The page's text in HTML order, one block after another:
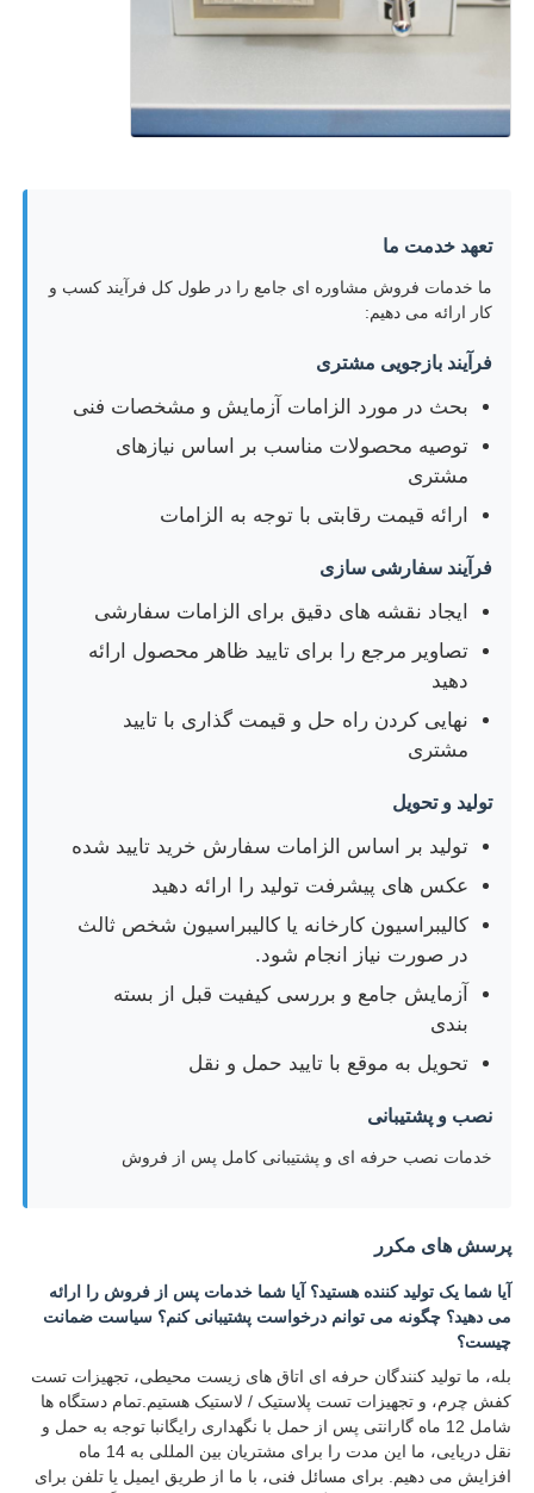
تعهد خدمت ما
ما خدمات فروش مشاوره ای جامع را در طول کل فرآیند کسب و
کار ارائه می دهیم:
فرآیند بازجویی مشتری
بحث در مورد الزامات آزمایش و مشخصات فنی
توصیه محصولات مناسب بر اساس نیازهای
مشتری
ارائه قیمت رقابتی با توجه به الزامات
فرآیند سفارشی سازی
ایجاد نقشه های دقیق برای الزامات سفارشی
تصاویر مرجع را برای تایید ظاهر محصول ارائه
دهید
نهایی کردن راه حل و قیمت گذاری با تایید
مشتری
تولید و تحویل
تولید بر اساس الزامات سفارش خرید تایید شده
عکس های پیشرفت تولید را ارائه دهید
کالیبراسیون کارخانه یا کالیبراسیون شخص ثالث
در صورت نیاز انجام شود.
آزمایش جامع و بررسی کیفیت قبل از بسته
بندی
تحویل به موقع با تایید حمل و نقل
نصب و پشتیبانی
خدمات نصب حرفه ای و پشتیبانی کامل پس از فروش
پرسش های مکرر
آیا شما یک تولید کننده هستید؟ آیا شما خدمات پس از فروش را ارائه
می دهید؟ چگونه می توانم درخواست پشتیبانی کنم؟ سیاست ضمانت
چیست؟
بله، ما تولید کنندگان حرفه ای اتاق های زیست محیطی، تجهیزات تست
کفش چرم، و تجهیزات تست پلاستیک / لاستیک هستیم.تمام دستگاه ها
شامل 12 ماه گارانتی پس از حمل با نگهداری رایگانبا توجه به حمل و
نقل دریایی، ما این مدت را برای مشتریان بین المللی به 14 ماه
افزایش می دهیم. برای مسائل فنی، با ما از طریق ایمیل یا تلفن برای